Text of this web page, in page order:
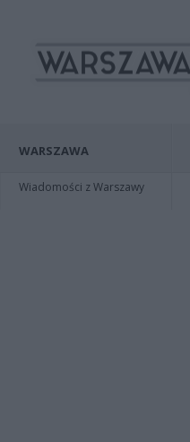
WARSZAWA
Wiadomości z Warszawy